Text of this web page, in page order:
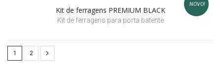
NOVO!
Kit de ferragens PREMIUM BLACK
Kit de ferragens para porta batente
1 2